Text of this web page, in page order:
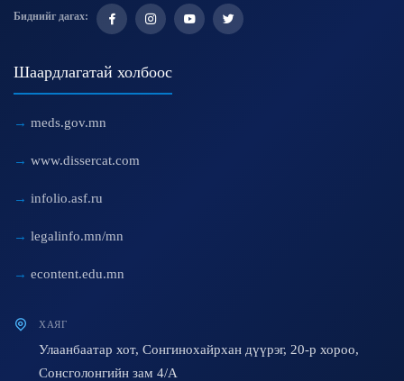
Биднийг дагах:
Шаардлагатай холбоос
meds.gov.mn
www.dissercat.com
infolio.asf.ru
legalinfo.mn/mn
econtent.edu.mn
ХАЯГ
Улаанбаатар хот, Сонгинохайрхан дүүрэг, 20-р хороо,
Сонсголонгийн зам 4/A